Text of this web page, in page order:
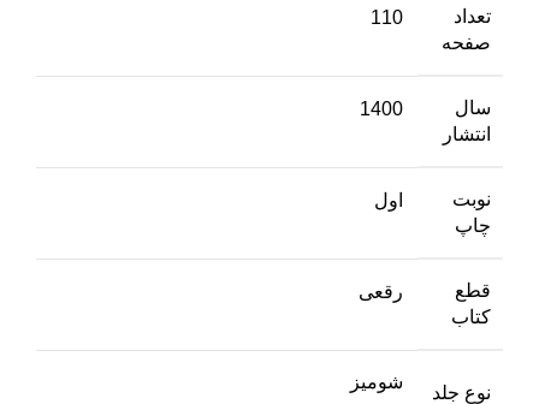
تعداد
صفحه
110
سال
انتشار
1400
نوبت
چاپ
اول
قطع
کتاب
رقعی
نوع جلد
شومیز